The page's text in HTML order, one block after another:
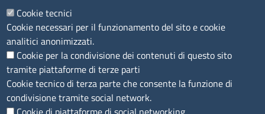
Informative privacy e cookie
Verifiche PA
Attuazione misure PNRR
Modulistica
SEGUICI SU
Cookie tecnici
Cookie necessari per il funzionamento del sito e cookie
analitici anonimizzati.
Cookie per la condivisione dei contenuti di questo sito
tramite piattaforme di terze parti
Cookie tecnico di terza parte che consente la funzione di
condivisione tramite social network.